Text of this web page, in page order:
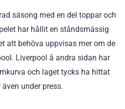
säsong med en del toppar och
har hållit en ståndsmässig
att behöva uppvisas mer om de
Liverpool å andra sidan har
och laget tycks ha hittat
under press.